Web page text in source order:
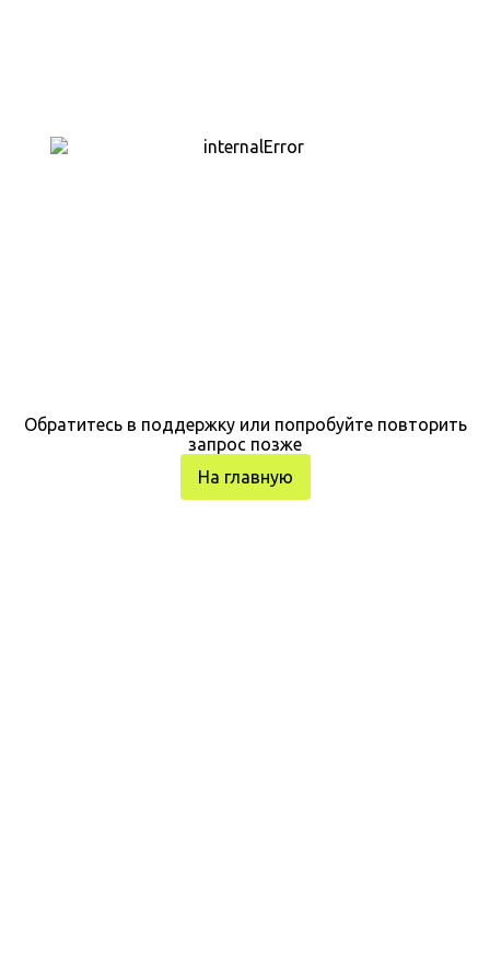
Обратитесь в поддержку или попробуйте повторить
запрос позже
На главную